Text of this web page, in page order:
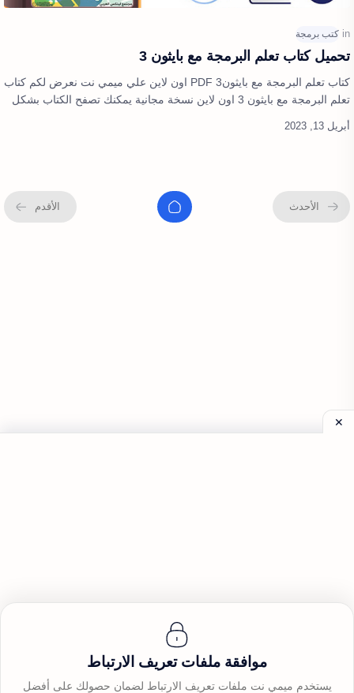
تحميل كتاب تعلم البرمجة مع بايثون 3
كتاب تعلم البرمجة مع بايثون3 PDF اون لاين علي ميمي نت نعرض لكم كتاب
تعلم البرمجة مع بايثون 3 اون لاين نسخة مجانية يمكنك تصفح الكتاب بشكل
كامل وعرض…
موافقة ملفات تعريف الارتباط
يستخدم ميمي نت ملفات تعريف الارتباط لضمان حصولك على أفضل